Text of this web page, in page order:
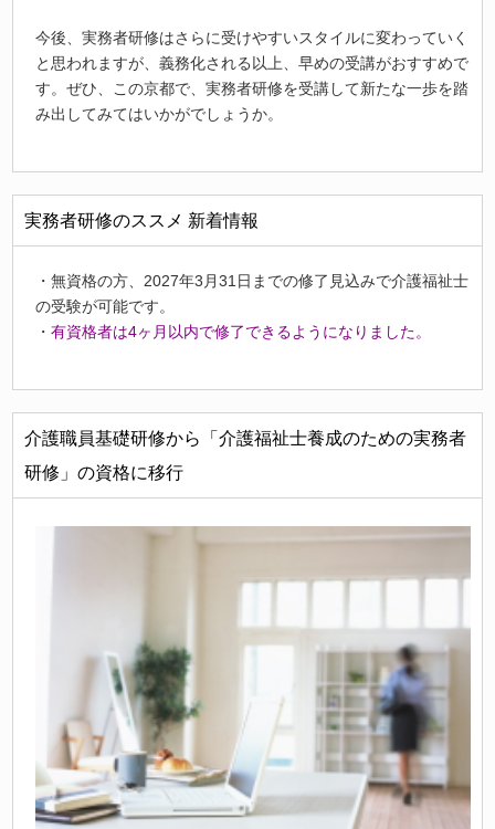
今後、実務者研修はさらに受けやすいスタイルに変わっていく
と思われますが、義務化される以上、早めの受講がおすすめで
す。ぜひ、この京都で、実務者研修を受講して新たな一歩を踏
み出してみてはいかがでしょうか。
実務者研修のススメ 新着情報
・無資格の方、2027年3月31日までの修了見込みで介護福祉士
の受験が可能です。
・有資格者は4ヶ月以内で修了できるようになりました。
介護職員基礎研修から「介護福祉士養成のための実務者
研修」の資格に移行